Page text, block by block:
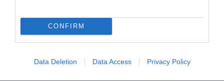
CONFIRM
Data Deletion Data Access Privacy Policy
Τηλ.: 213 136 4915, 213 136 4916,
213 136 4351, Fax: 213 136 4402